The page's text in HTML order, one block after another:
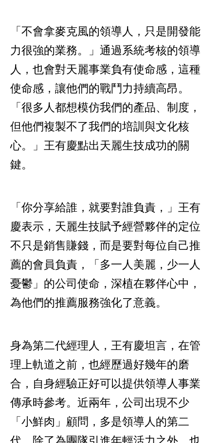
「不會拿麥克風的領導人，只是開發能
力很強的業務。」通過系統考核的領導
人，也會對天麗事業負有使命感，這種
使命感，讓他們的戰鬥力持續高昂。
「很多人都想模仿我們的產品、制度，
但他們複製不了我們的培訓與文化核
心。」王有慶點出天麗生技成功的關
鍵。
「你分享給誰，就要對誰負責，」王有
慶表示，天麗生技賦予經營夥伴的定位
不只是銷售賺錢，而是要對每位自己推
薦的會員負責，「多一人美麗，少一人
憂鬱」的公司使命，深植在夥伴心中，
為他們的推薦服務強化了意義。
身為第二代經理人，王有慶坦言，在管
理上軌道之前，也經歷過好幾年的磨
合，自身經驗正好可以提供領導人事業
傳承時參考。近兩年，公司出現不少
「小鮮肉」顧問，多是領導人的第二